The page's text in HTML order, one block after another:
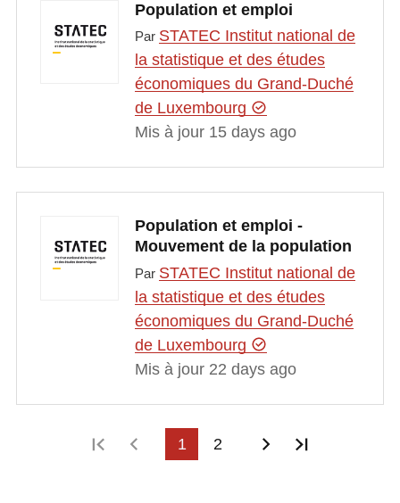
Population et emploi
Par STATEC Institut national de
la statistique et des études
économiques du Grand-Duché
de Luxembourg
Mis à jour 15 days ago
Population et emploi -
Mouvement de la population
Par STATEC Institut national de
la statistique et des études
économiques du Grand-Duché
de Luxembourg
Mis à jour 22 days ago
Première page
Page précédente
1 2 Page suivante